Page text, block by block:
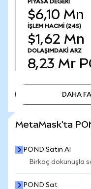
PIYASA DEĞERI
$6,10 Mn
İŞLEM HACMI (24S)
$1,62 Mn
DOLAŞIMDAKI ARZ
8,23 Mr
DAHA
MetaMask'ta
POND Satın Al
Birkaç dokunuşla
POND Sat